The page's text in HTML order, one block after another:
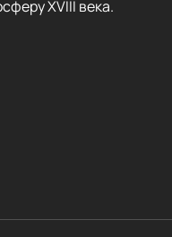
XVIII века.